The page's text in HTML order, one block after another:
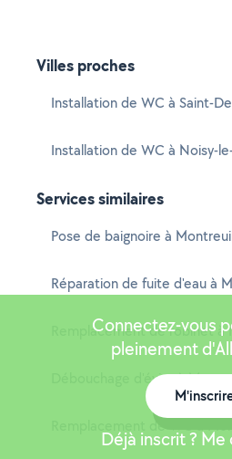
Villes proches
Installation de WC à Saint-
Installation de WC à Noisy-
Services similaires
Pose de baignoire à
Réparation de fuite d'eau à
Remplacement de robinet à
Débouchage d'évier à
Connectez-vous
pleinement
Déjà inscrit ?